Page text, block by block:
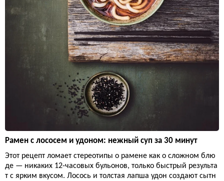
Рамен с лососем и удоном: нежный суп за 30 минут
Этот рецепт ломает стереотипы о рамене как о сложном блю
де — никаких 12-часовых бульонов, только быстрый результа
т с ярким вкусом. Лосось и толстая лапша удон создают сытн